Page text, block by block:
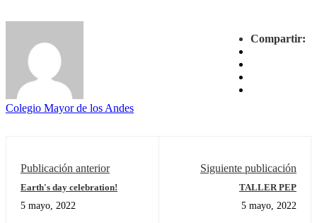
Compartir:
Colegio Mayor de los Andes
Publicación anterior
Earth's day celebration!
5 mayo, 2022
Siguiente publicación
TALLER PEP
5 mayo, 2022